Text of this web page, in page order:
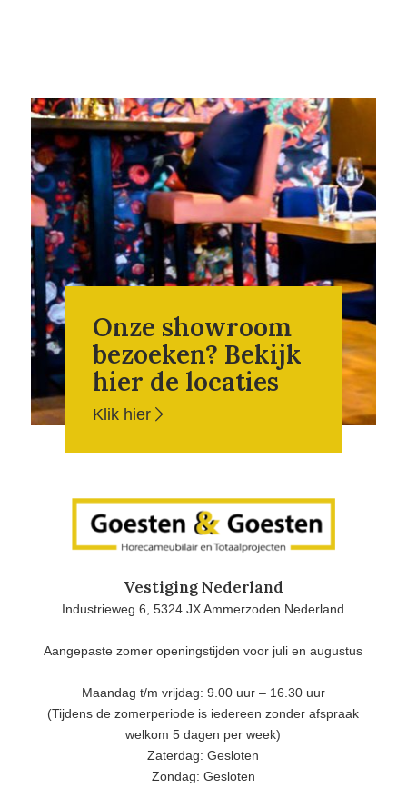
Onze showroom
bezoeken? Bekijk
hier de locaties
Klik hier
Vestiging Nederland
Industrieweg 6, 5324 JX Ammerzoden Nederland
Aangepaste zomer openingstijden voor juli en augustus
Maandag t/m vrijdag: 9.00 uur – 16.30 uur
(Tijdens de zomerperiode is iedereen zonder afspraak
welkom 5 dagen per week)
Zaterdag: Gesloten
Zondag: Gesloten